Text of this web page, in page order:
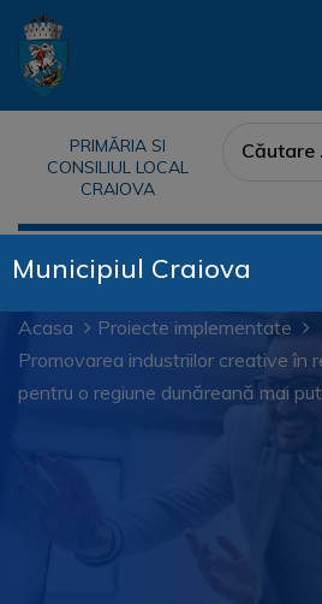
PRIMĂRIA SI
CONSILIUL LOCAL
CRAIOVA
Acasa
Proiecte implementate
Promovarea industriilor creative în
pentru o regiune dunăreană mai